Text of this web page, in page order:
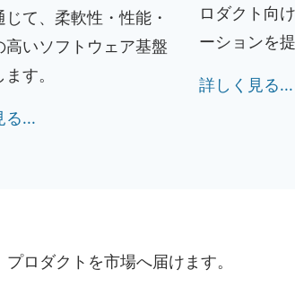
て、柔軟性・性能・
高いソフトウェア基盤
す。
る...
ロダクト向
ーションを
詳しく見る...
ロダクトを市場へ届けます。